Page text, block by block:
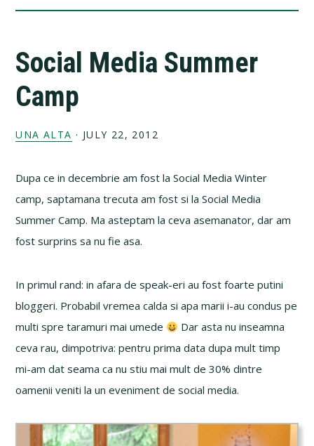
Social Media Summer
Camp
UNA ALTA · JULY 22, 2012
Dupa ce in decembrie am fost la Social Media Winter
camp, saptamana trecuta am fost si la Social Media
Summer Camp. Ma asteptam la ceva asemanator, dar am
fost surprins sa nu fie asa.
In primul rand: in afara de speak-eri au fost foarte putini
bloggeri. Probabil vremea calda si apa marii i-au condus pe
multi spre taramuri mai umede
Dar asta nu inseamna
ceva rau, dimpotriva: pentru prima data dupa mult timp
mi-am dat seama ca nu stiu mai mult de 30% dintre
oamenii veniti la un eveniment de social media.